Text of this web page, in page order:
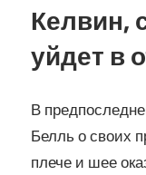
Келвин,
уйдет в
В
Белль о своих
плече и шее